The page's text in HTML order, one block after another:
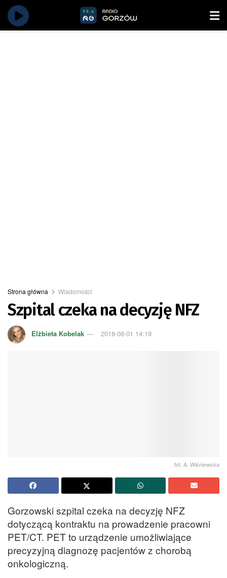
Strona główna Wiadomości
Szpital czeka na decyzję NFZ
Elżbieta Kobelak 2018-08-01 14:19
fot. A. Wiśniewska
Gorzowski szpital czeka na decyzję NFZ
dotyczącą kontraktu na prowadzenie pracowni
PET/CT. PET to urządzenie umożliwiające
precyzyjną diagnozę pacjentów z chorobą
onkologiczną.